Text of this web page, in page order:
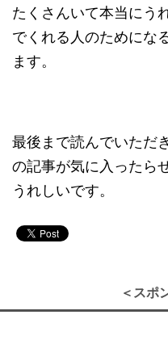
たくさんいて本当にう
でくれる人のためにな
ます。
最後まで読んでいただ
の記事が気に入ったら
うれしいです。
＜スポ